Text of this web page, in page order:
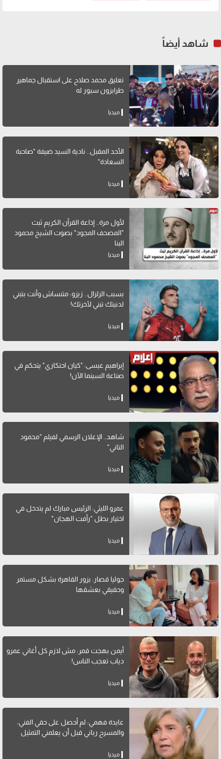
شاهد أيضاً
تعليق محمد صلاح على استقبال جماهير
طرابزون سبور له
ميديا
الأحد المقبل.. نادية السيد ضيفة "صاحبة
السعادة"
ميديا
لأول مرة.. إذاعة القرآن الكريم ثبث
"المصحف المجود" بصوت الشيخ محمود
البنا
ميديا
بسبب الزلزال.. زيزو: متنساش وأنت بتبني
لدنيتك تبني لآخرتك!
ميديا
إبراهيم عيسى: "كيان احتكاري" يتحكم في
صناعة السينما الآن!
ميديا
شاهد.. الإعلان الرسمي لفيلم "محمود
التاني"
ميديا
عمرو الليثي: الرئيس مبارك لم يتدخل في
اختيار بطل "رأفت الهجان"
ميديا
جوليا قصار: بزور القاهرة بشكل مستمر
وحقيقي بعشقها
ميديا
أيمن بهجت قمر: مش لازم كل أغاني عمرو
دياب تعجب الناس!
ميديا
عايدة فهمي: لم أحصل على حقي الفني،
والمسرح رباني قبل أن يعلمني التمثيل
ميديا